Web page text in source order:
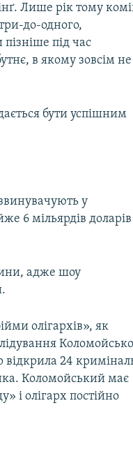
Лише рік тому
до-одного,
під час
в якому зовсім
бути успішним
у
6 мільярдів доларів
адже шоу
олігархів», як
24
Коломойський має
і олігарх постійно